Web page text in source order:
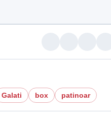
Galati box patinoar